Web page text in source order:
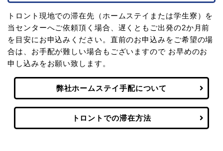
トロント現地での滞在先（ホームステイまたは学生寮）を
当センターへご依頼頂く場合、遅くともご出発の2か月前
を目安にお申込みください。直前のお申込みをご希望の場
合は、お手配が難しい場合もございますので お早めのお
申し込みをお願い致します。
弊社ホームステイ手配について
トロントでの滞在方法